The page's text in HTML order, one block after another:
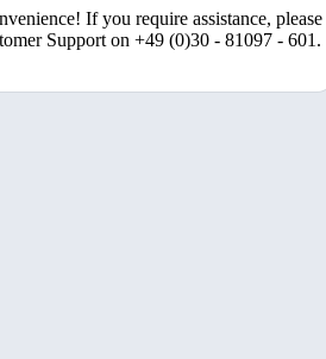
If you require assistance, please
Support on +49 (0)30 - 81097 - 601.